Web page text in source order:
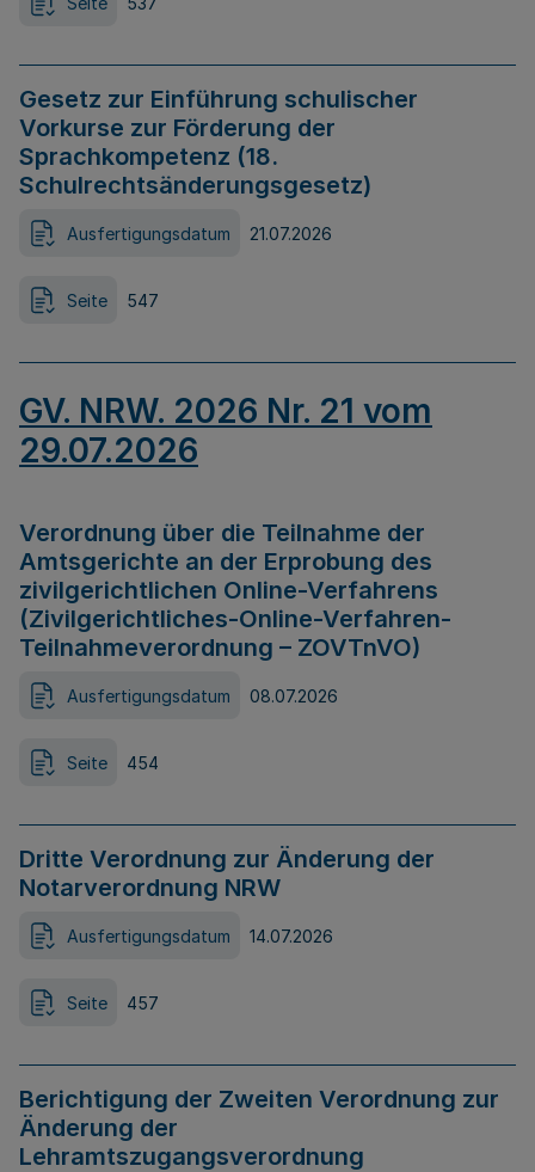
Gesetz zur Einführung schulischer
Vorkurse zur Förderung der
Sprachkompetenz (18.
Schulrechtsänderungsgesetz)
Ausfertigungsdatum 21.07.2026
Seite 547
GV. NRW. 2026 Nr. 21 vom
29.07.2026
Verordnung über die Teilnahme der
Amtsgerichte an der Erprobung des
zivilgerichtlichen Online-Verfahrens
(Zivilgerichtliches-Online-Verfahren-
Teilnahmeverordnung – ZOVTnVO)
Ausfertigungsdatum 08.07.2026
Seite 454
Dritte Verordnung zur Änderung der
Notarverordnung NRW
Ausfertigungsdatum 14.07.2026
Seite 457
Berichtigung der Zweiten Verordnung zur
Änderung der
Lehramtszugangsverordnung